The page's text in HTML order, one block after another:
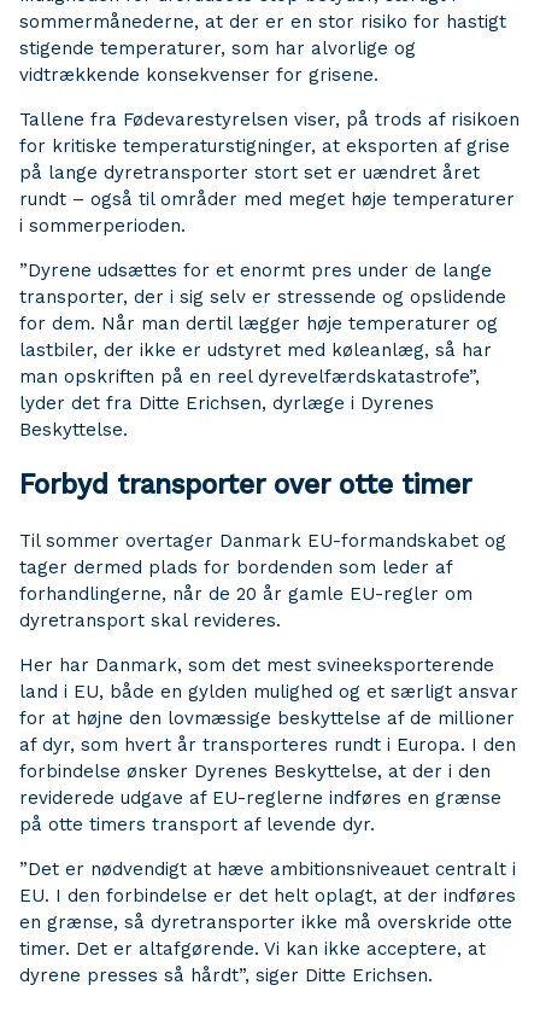
sommermånederne, at der er en stor risiko for hastigt
stigende temperaturer, som har alvorlige og
vidtrækkende konsekvenser for grisene.
Tallene fra Fødevarestyrelsen viser, på trods af risikoen
for kritiske temperaturstigninger, at eksporten af grise
på lange dyretransporter stort set er uændret året
rundt – også til områder med meget høje temperaturer
i sommerperioden.
”Dyrene udsættes for et enormt pres under de lange
transporter, der i sig selv er stressende og opslidende
for dem. Når man dertil lægger høje temperaturer og
lastbiler, der ikke er udstyret med køleanlæg, så har
man opskriften på en reel dyrevelfærdskatastrofe”,
lyder det fra Ditte Erichsen, dyrlæge i Dyrenes
Beskyttelse.
Forbyd transporter over otte timer
Til sommer overtager Danmark EU-formandskabet og
tager dermed plads for bordenden som leder af
forhandlingerne, når de 20 år gamle EU-regler om
dyretransport skal revideres.
Her har Danmark, som det mest svineeksporterende
land i EU, både en gylden mulighed og et særligt ansvar
for at højne den lovmæssige beskyttelse af de millioner
af dyr, som hvert år transporteres rundt i Europa. I den
forbindelse ønsker Dyrenes Beskyttelse, at der i den
reviderede udgave af EU-reglerne indføres en grænse
på otte timers transport af levende dyr.
”Det er nødvendigt at hæve ambitionsniveauet centralt i
EU. I den forbindelse er det helt oplagt, at der indføres
en grænse, så dyretransporter ikke må overskride otte
timer. Det er altafgørende. Vi kan ikke acceptere, at
dyrene presses så hårdt”, siger Ditte Erichsen.